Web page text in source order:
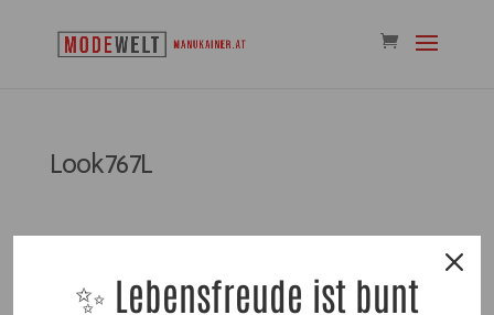
Look767L
✨ Lebensfreude ist bunt